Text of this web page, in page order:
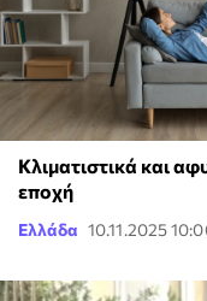
Κλιματιστικά και
εποχή
Ελλάδα 10.11.2025